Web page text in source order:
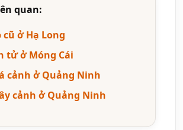
quan:
cũ ở Hạ Long
tử ở Móng Cái
cảnh ở Quảng Ninh
cảnh ở Quảng Ninh